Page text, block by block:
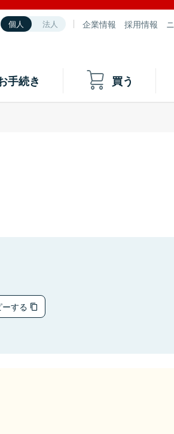
個人 法人 企業情報 採用情報
手続き 買う
する